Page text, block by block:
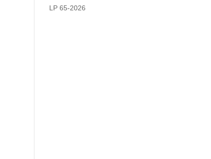
LP 65-2026